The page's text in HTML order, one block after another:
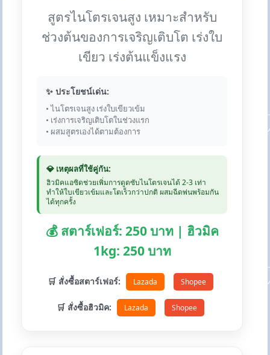
สูตรไนโตรเจนสูง เหมาะสำหรับ
ช่วงต้นของการเจริญเติบโต เร่งใบ
เขียว เร่งต้นแข็งแรง
✨ ประโยชน์เด่น:
• ไนโตรเจนสูง เร่งใบเขียวเข้ม
• เร่งการเจริญเติบโตในช่วงแรก
• ผสมสูตรเองได้ตามต้องการ
💎 เหตุผลที่ใช้คู่กัน:
ฮิวมิคแอซิดช่วยเพิ่มการดูดซับไนโตรเจนได้ 2-3 เท่า
ทำให้ใบเขียวเข้มและโตเร็วกว่าปกติ ผสมฉีดพ่นพร้อมกัน
ได้ทุกครั้ง
💰 สตาร์เฟอร์: 250 บาท | ฮิวมิค
1kg: 250 บาท
🛒 สั่งซื้อสตาร์เฟอร์: Lazada Shopee
🛒 สั่งซื้อฮิวมิค: Lazada Shopee